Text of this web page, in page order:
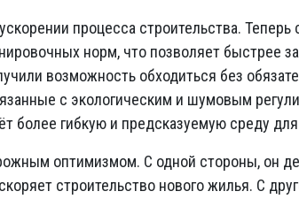
процесса строительства. Теперь
норм, что позволяет быстрее
возможность обходиться без
с экологическим и шумовым
более гибкую и предсказуемую среду
оптимизмом. С одной стороны, он
строительство нового жилья. С